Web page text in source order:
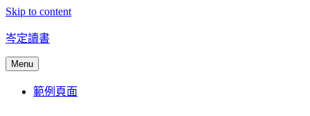
Skip to content
岑定讀書
Menu
範例頁面